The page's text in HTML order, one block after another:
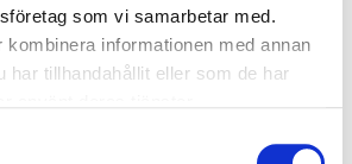
som vi samarbetar med.
informationen med annan
har tillhandahållit eller som de har
en födelsedag, jobblunch eller en
– vi hjälper dig att bjuda gott, utan att
Allt lagat med omtanke och bra råvaror